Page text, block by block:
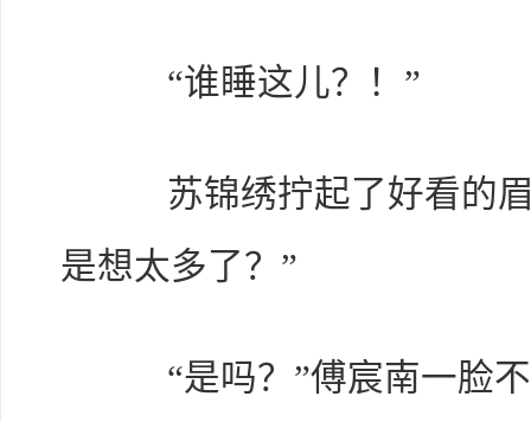
“谁睡这儿？！”
苏锦绣拧起了好看的眉
是想太多了？”
“是吗？”傅宸南一脸不